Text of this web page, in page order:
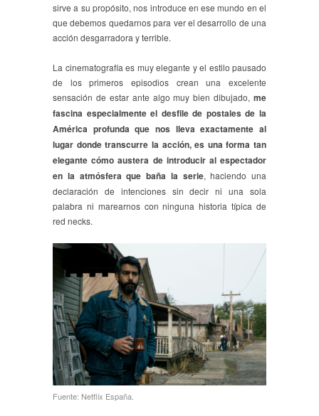
sirve a su propósito, nos introduce en ese mundo en el
que debemos quedarnos para ver el desarrollo de una
acción desgarradora y terrible.
La cinematografía es muy elegante y el estilo pausado
de los primeros episodios crean una excelente
sensación de estar ante algo muy bien dibujado, me
fascina especialmente el desfile de postales de la
América profunda que nos lleva exactamente al
lugar donde transcurre la acción, es una forma tan
elegante cómo austera de introducir al espectador
en la atmósfera que baña la serie, haciendo una
declaración de intenciones sin decir ni una sola
palabra ni marearnos con ninguna historia típica de
red necks.
Fuente: Netflix España.